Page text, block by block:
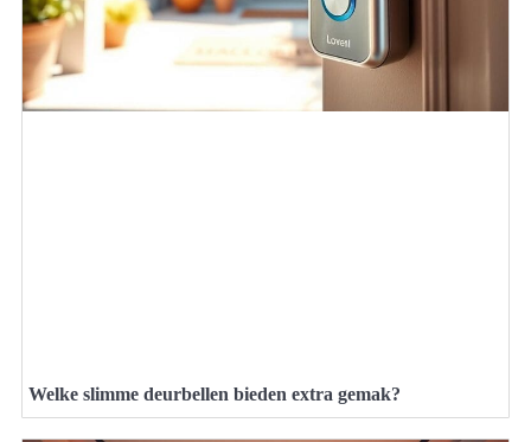
Welke slimme deurbellen bieden extra gemak?